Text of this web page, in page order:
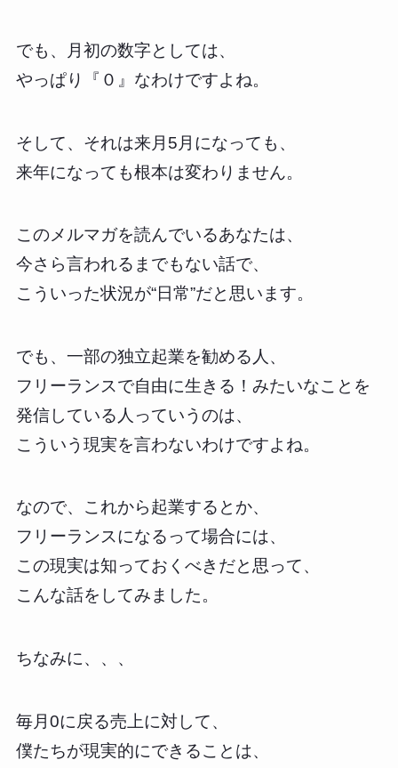
でも、月初の数字としては、
やっぱり『０』なわけですよね。
そして、それは来月5月になっても、
来年になっても根本は変わりません。
このメルマガを読んでいるあなたは、
今さら言われるまでもない話で、
こういった状況が“日常”だと思います。
でも、一部の独立起業を勧める人、
フリーランスで自由に生きる！みたいなことを
発信している人っていうのは、
こういう現実を言わないわけですよね。
なので、これから起業するとか、
フリーランスになるって場合には、
この現実は知っておくべきだと思って、
こんな話をしてみました。
ちなみに、、、
毎月0に戻る売上に対して、
僕たちが現実的にできることは、